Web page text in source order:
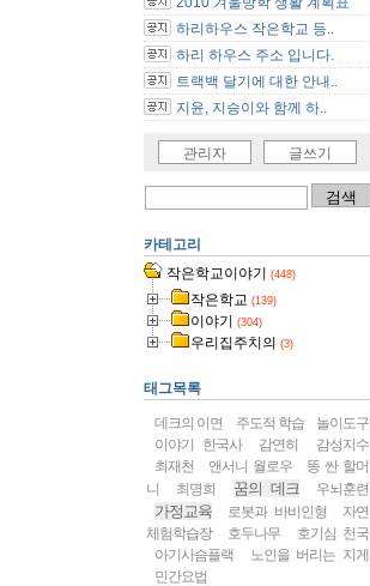
하리하우스 작은학교 등..
하리 하우스 주소 입니다.
트랙백 달기에 대한 안내..
지윤, 지승이와 함께 하..
관리자 글쓰기
카테고리
작은학교이야기 (448)
작은학교 (139)
이야기 (304)
우리집주치의 (3)
태그목록
데크의 이면 주도적 학습
놀이도구
이야기 한국사
감연히
감성지수
최재천
앤서니 월로우
똥 싼 할머
니
최명희 꿈의 데크 우뇌훈련
가정교육 로봇과 바비인형
자연
체험학습장
호두나무
호기심 천국
아기사슴플랙
노인을 버리는 지게
민간요법